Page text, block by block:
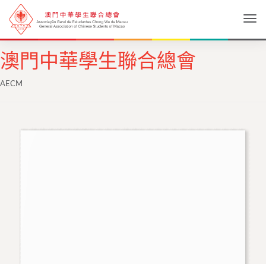
澳門中華學生聯合總會
AECM